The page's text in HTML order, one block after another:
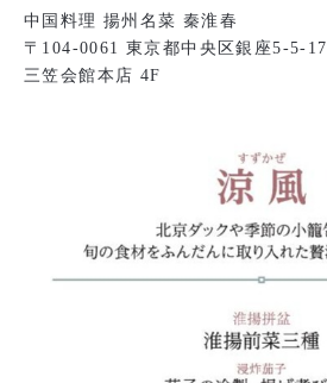
中国料理 揚州名菜 秦淮春
〒104-0061 東京都中央区銀座5-5-17
三笠会館本店 4F